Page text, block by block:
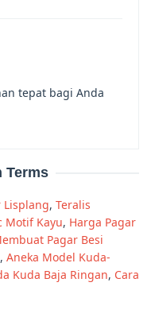
tepat bagi Anda
Terms
Lisplang, Teralis
Motif Kayu, Harga Pagar
Pagar Besi
, Aneka Model Kuda-
Kuda Baja Ringan, Cara